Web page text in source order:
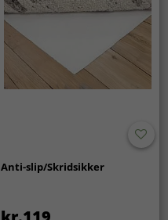
Anti-slip/Skridsikker